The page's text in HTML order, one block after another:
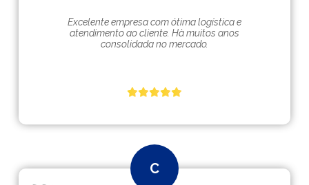
Excelente empresa com ótima logística e
atendimento ao cliente. Hà muitos anos
consolidada no mercado.